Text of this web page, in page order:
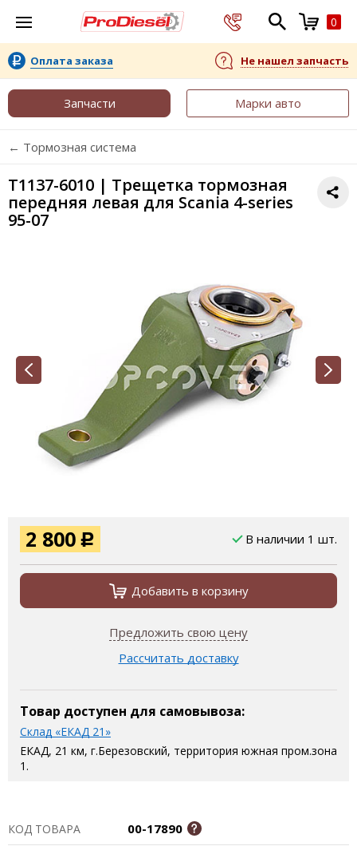
0
Оплата заказа Не нашел запчасть
Запчасти Марки авто
← Тормозная система
T1137-6010 | Трещетка тормозная
передняя левая для Scania 4-series
95-07
2 800 Р В наличии 1 шт.
Добавить в корзину
Предложить свою цену
Рассчитать доставку
Товар доступен для самовывоза:
Склад «ЕКАД 21»
ЕКАД, 21 км, г.Березовский, территория южная пром.зона
1.
КОД ТОВАРА 00-17890